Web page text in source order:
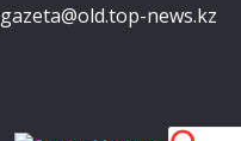
gazeta@old.top-news.kz